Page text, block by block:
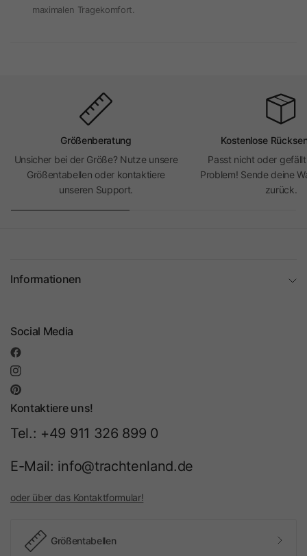
maximalen Tragekomfort.
Größenberatung
Unsicher bei der Größe? Nutze unsere
Größentabellen oder kontaktiere
unseren Support.
Kostenlose
Passt nicht oder
Problem! Sende deine
zurück.
Informationen
Social Media
Kontaktiere uns!
Tel.: +49 911 326 899 0
E-Mail: info@trachtenland.de
oder über das Kontaktformular!
Größentabellen